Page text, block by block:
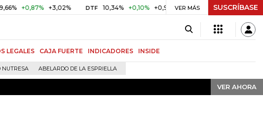
+3,02% DTF 10,34% +0,10% +0,98% UVR $ 416,91 +$ 0,05 +0,01%
VER MÁS SUSCRÍBASE
LEGALES CAJA FUERTE INDICADORES INSIDE
NUTRESA ABELARDO DE LA ESPRIELLA
VER AHORA
VER AHORA